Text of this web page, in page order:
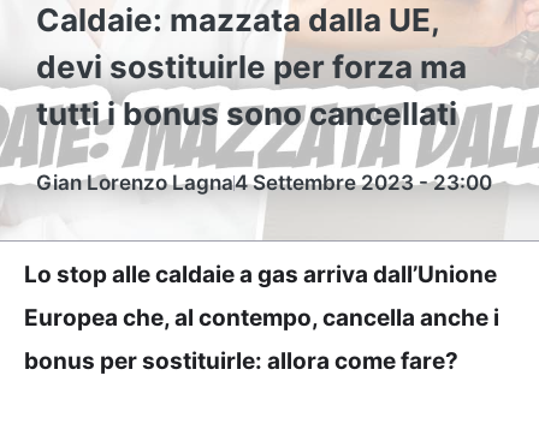
Caldaie: mazzata dalla UE,
devi sostituirle per forza ma
tutti i bonus sono cancellati
Gian Lorenzo Lagna4 Settembre 2023 - 23:00
Lo stop alle caldaie a gas arriva dall’Unione
Europea che, al contempo, cancella anche i
bonus per sostituirle: allora come fare?